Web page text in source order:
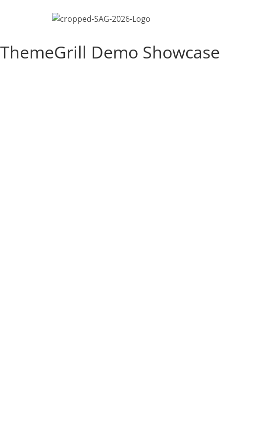
ThemeGrill Demo Showcase